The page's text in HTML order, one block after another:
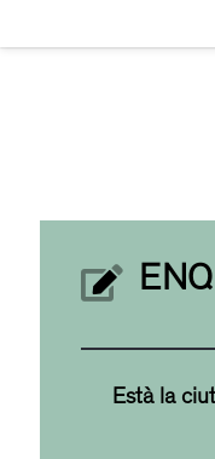
Està la